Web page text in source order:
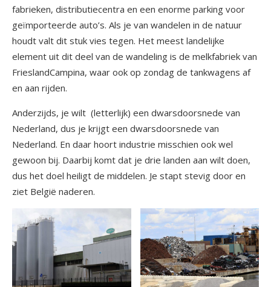
fabrieken, distributiecentra en een enorme parking voor
geïmporteerde auto’s. Als je van wandelen in de natuur
houdt valt dit stuk vies tegen. Het meest landelijke
element uit dit deel van de wandeling is de melkfabriek van
FrieslandCampina, waar ook op zondag de tankwagens af
en aan rijden.
Anderzijds, je wilt (letterlijk) een dwarsdoorsnede van
Nederland, dus je krijgt een dwarsdoorsnede van
Nederland. En daar hoort industrie misschien ook wel
gewoon bij. Daarbij komt dat je drie landen aan wilt doen,
dus het doel heiligt de middelen. Je stapt stevig door en
ziet België naderen.